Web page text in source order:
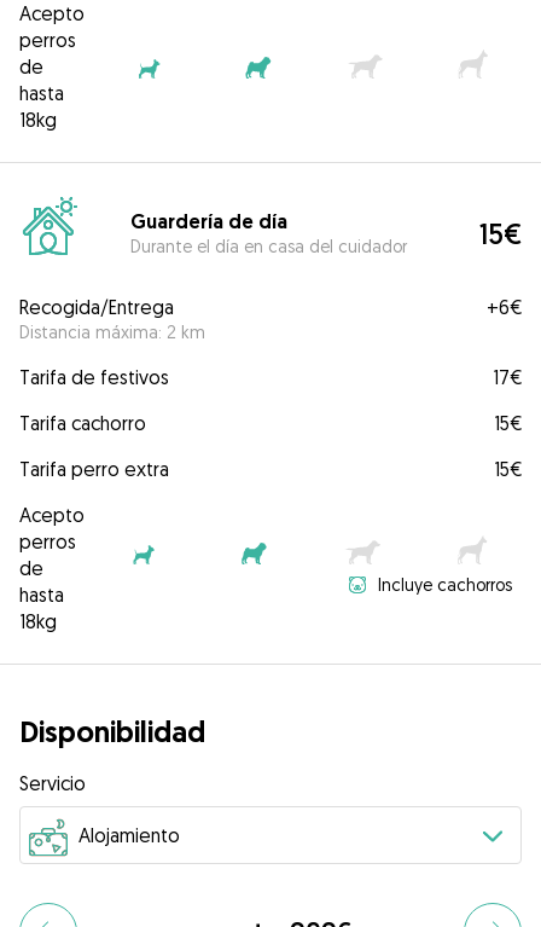
Acepto
perros
de
hasta
18kg
Guardería de día
Durante el día en casa del cuidador 15€
Recogida/Entrega
Distancia máxima: 2 km
+6€
Tarifa de festivos
17€
Tarifa cachorro
15€
Tarifa perro extra
15€
Acepto
perros
de
hasta
18kg
Incluye cachorros
Disponibilidad
Servicio